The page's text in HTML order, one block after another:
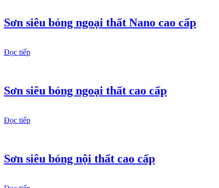
Sơn siêu bóng ngoại thất Nano cao cấp
Đọc tiếp
Sơn siêu bóng ngoại thất cao cấp
Đọc tiếp
Sơn siêu bóng nội thất cao cấp